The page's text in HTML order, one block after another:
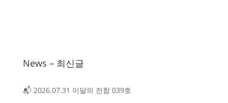
News – 최신글
📬 2026.07.31 이달의 전함 039호